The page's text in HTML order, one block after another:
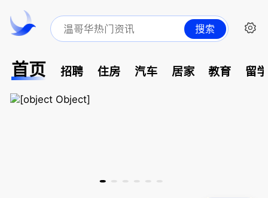
搜索
首页 招聘 住房 汽车 居家 教育 留